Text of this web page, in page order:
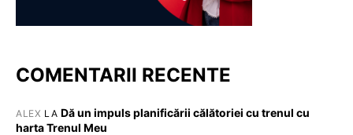
COMENTARII RECENTE
ALEX LA Dă un impuls planificării călătoriei cu trenul cu
harta Trenul Meu